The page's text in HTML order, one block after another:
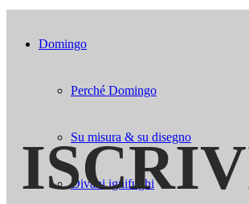
Domingo
Perché Domingo
Su misura & su disegno
Divani ignifughi